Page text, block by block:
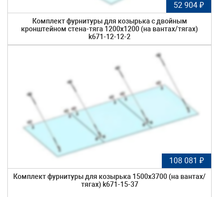
52 904 ₽
Комплект фурнитуры для козырька с двойным
кронштейном стена-тяга 1200х1200 (на вантах/тягах)
k671-12-12-2
108 081 ₽
Комплект фурнитуры для козырька 1500х3700 (на вантах/
тягах) k671-15-37